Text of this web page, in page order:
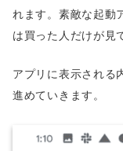
れます。素敵な起動
は買った人だけが見
アプリに表示される
進めていきます。